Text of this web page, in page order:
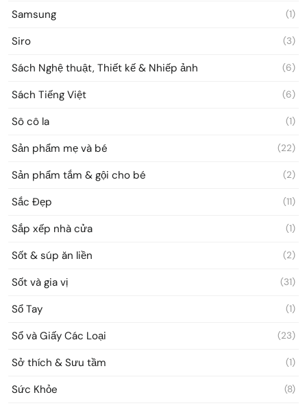
Samsung (1)
Siro (3)
Sách Nghệ thuật, Thiết kế & Nhiếp ảnh (6)
Sách Tiếng Việt (6)
Sô cô la (1)
Sản phẩm mẹ và bé (22)
Sản phẩm tắm & gội cho bé (2)
Sắc Đẹp (11)
Sắp xếp nhà cửa (1)
Sốt & súp ăn liền (2)
Sốt và gia vị (31)
Sổ Tay (1)
Sổ và Giấy Các Loại (23)
Sở thích & Sưu tầm (1)
Sức Khỏe (8)